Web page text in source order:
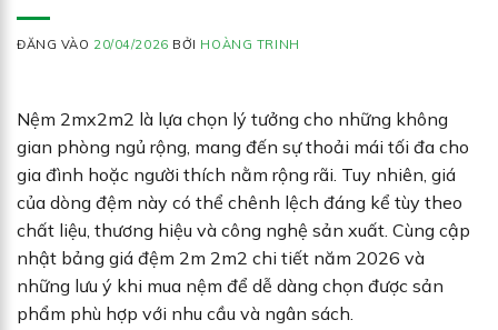
ĐĂNG VÀO 20/04/2026 BỞI HOÀNG TRINH
Nệm 2mx2m2 là lựa chọn lý tưởng cho những không
gian phòng ngủ rộng, mang đến sự thoải mái tối đa cho
gia đình hoặc người thích nằm rộng rãi. Tuy nhiên, giá
của dòng đệm này có thể chênh lệch đáng kể tùy theo
chất liệu, thương hiệu và công nghệ sản xuất. Cùng cập
nhật bảng giá đệm 2m 2m2 chi tiết năm 2026 và
những lưu ý khi mua nệm để dễ dàng chọn được sản
phẩm phù hợp với nhu cầu và ngân sách.